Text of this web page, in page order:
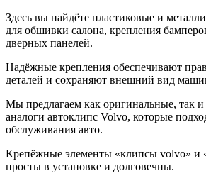
Здесь вы найдёте пластиковые и
для обшивки салона, крепления
дверных панелей.
Надёжные крепления обеспечивают
деталей и сохраняют внешний вид
Мы предлагаем как оригинальные, так и
аналоги автоклипс Volvo, которые
обслуживания авто.
Крепёжные элементы «клипсы volvo» и
просты в установке и долговечны.